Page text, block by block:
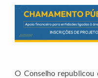
O Conselho republicou